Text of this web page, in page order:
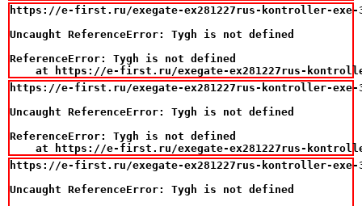
https://e-first.ru/exegate-ex281227rus-kontroller-exe-
Uncaught ReferenceError: Tygh is not defined
ReferenceError: Tygh is not defined
at https://e-first.ru/exegate-ex281227rus-
https://e-first.ru/exegate-ex281227rus-kontroller-exe-
Uncaught ReferenceError: Tygh is not defined
ReferenceError: Tygh is not defined
at https://e-first.ru/exegate-ex281227rus-
https://e-first.ru/exegate-ex281227rus-kontroller-exe-
Uncaught ReferenceError: Tygh is not defined